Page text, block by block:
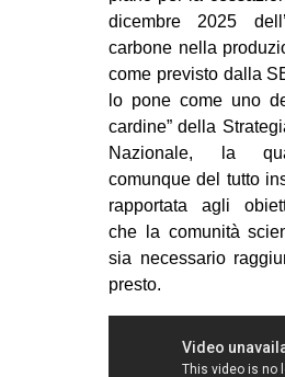
ms
dicembre 2025
carbone nella
come previsto dalla
lo pone come uno
cardine” della
Nazionale, la
comunque del tutto
rapportata agli
che la comunità
sia necessario
presto.